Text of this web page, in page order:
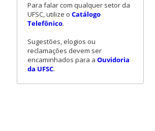
Para falar com qualquer setor da
UFSC, utilize o Catálogo
Telefônico.
Sugestões, elogios ou
reclamações devem ser
encaminhados para a Ouvidoria
da UFSC.